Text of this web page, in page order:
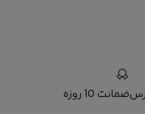
ضمانت 10 روزه